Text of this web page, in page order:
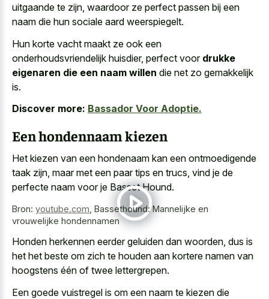
uitgaande te zijn, waardoor ze perfect passen bij een
naam die hun sociale aard weerspiegelt.
Hun korte vacht maakt ze ook een
onderhoudsvriendelijk huisdier, perfect voor drukke
eigenaren die een naam willen die net zo gemakkelijk
is.
Discover more: Bassador Voor Adoptie.
Een hondennaam kiezen
Het kiezen van een hondenaam kan een ontmoedigende
taak zijn, maar met een paar tips en trucs, vind je de
perfecte naam voor je Basset Hound.
Bron: youtube.com Bassethound: Mannelijke en
vrouwelijke hondennamen
Honden herkennen eerder geluiden dan woorden, dus is
het het beste om zich te houden aan kortere namen van
hoogstens één of twee lettergrepen.
Een goede vuistregel is om een naam te kiezen die